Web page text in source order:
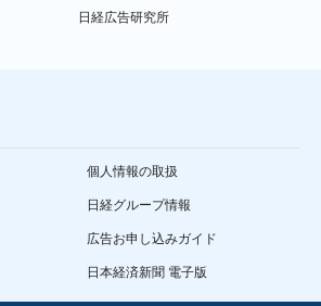
日経広告研究所
個人情報の取扱
日経グループ情報
広告お申し込みガイド
日本経済新聞 電子版